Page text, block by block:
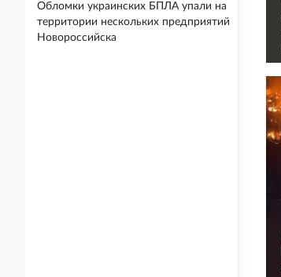
Обломки украинских БПЛА упали на
территории нескольких предприятий
Новороссийска